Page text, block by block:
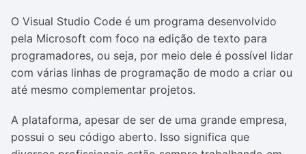
O Visual Studio Code é um programa desenvolvido
pela Microsoft com foco na edição de texto para
programadores, ou seja, por meio dele é possível lidar
com várias linhas de programação de modo a criar ou
até mesmo complementar projetos.
A plataforma, apesar de ser de uma grande empresa,
possui o seu código aberto. Isso significa que